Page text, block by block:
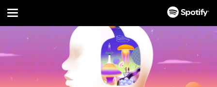
تخطَّ
إلى
المحتوى